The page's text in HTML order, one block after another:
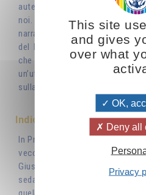
autenticità e attualità rispetto
noi. L’intento dell’autore è
narrazioni, metodi e strumenti
del lavoro di perfezionamento
che la pigrizia e la cattiva
un’utopia la realizzazione del
sulla terra.
Indice
In Principio era il Verbo- "Non
vecchi"- "Padre Nostro…"-
Giustizia…"- I primi saranno gli
sedata- L’alto Rifugio- "Padre
This site
and gives
over what
OK,
Deny all
Privacy